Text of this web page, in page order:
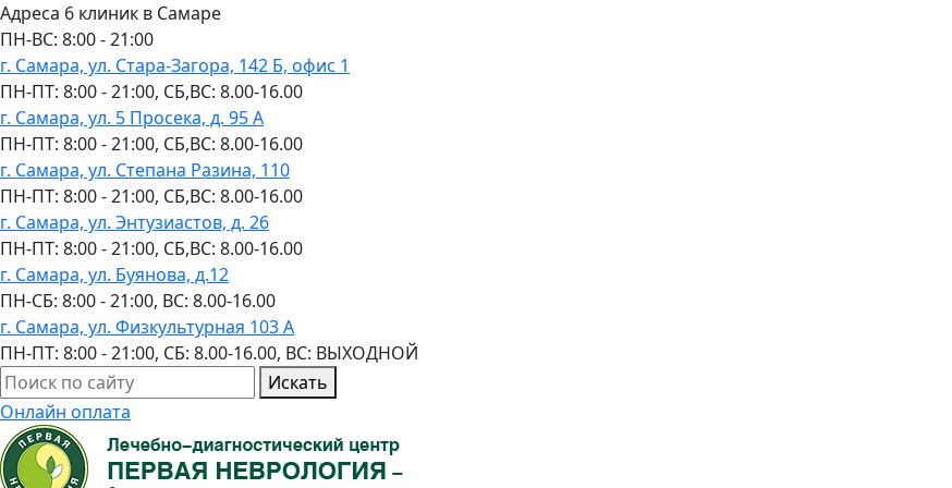
Адреса 6 клиник в Самаре
ПН-ВC: 8:00 - 21:00
г. Самара, ул. Стара-Загора, 142 Б, офис 1
ПН-ПТ: 8:00 - 21:00, СБ,ВС: 8.00-16.00
г. Самара, ул. 5 Просека, д. 95 А
ПН-ПТ: 8:00 - 21:00, СБ,ВС: 8.00-16.00
г. Самара, ул. Степана Разина, 110
ПН-ПТ: 8:00 - 21:00, СБ,ВС: 8.00-16.00
г. Самара, ул. Энтузиастов, д. 26
ПН-ПТ: 8:00 - 21:00, СБ,ВС: 8.00-16.00
г. Самара, ул. Буянова, д.12
ПН-СБ: 8:00 - 21:00, ВС: 8.00-16.00
г. Самара, ул. Физкультурная 103 А
ПН-ПТ: 8:00 - 21:00, СБ: 8.00-16.00, ВС: ВЫХОДНОЙ
Искать
Онлайн оплата